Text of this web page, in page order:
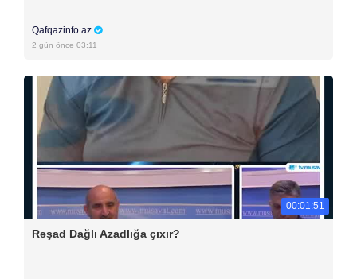
Qafqazinfo.az
2 gün öncə 03:11
00:01:51
Rəşad Dağlı Azadlığa çıxır?